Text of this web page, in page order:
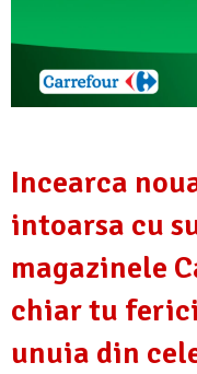
Incearca
intoarsa cu
magazinele
chiar tu
unuia din